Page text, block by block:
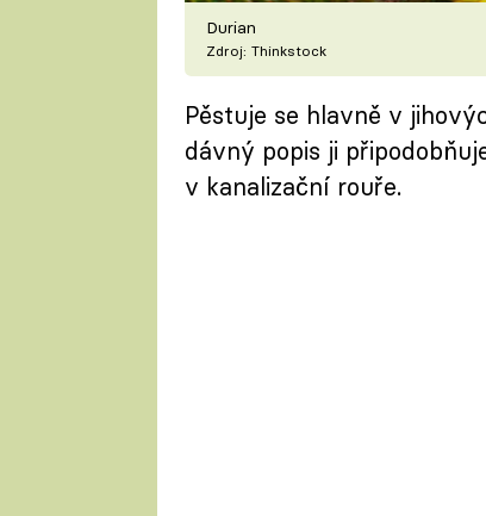
Durian
Zdroj: Thinkstock
Pěstuje se hlavně v
dávný popis ji
v kanalizační rouře.